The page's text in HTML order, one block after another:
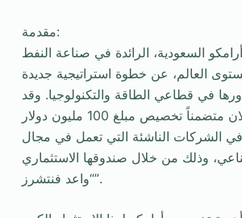
مقدمة:
السعودية، الرائدة في صناعة النفط
العالم، عن خطوة استراتيجية جديدة
في قطاعي الطاقة والتكنولوجيا. وقد
جاء هذا الإعلان متضمناً تخصيص مبلغ 100 مليون دولار
في الشركات الناشئة التي تعمل في مجال
وذلك من خلال صندوقها الاستثماري
“واعد فنتشرز”.